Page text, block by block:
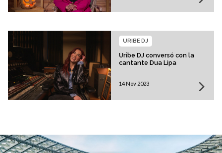
Uribe DJ conversó con la
cantante Dua Lipa
URIBE DJ
14 Nov 2023